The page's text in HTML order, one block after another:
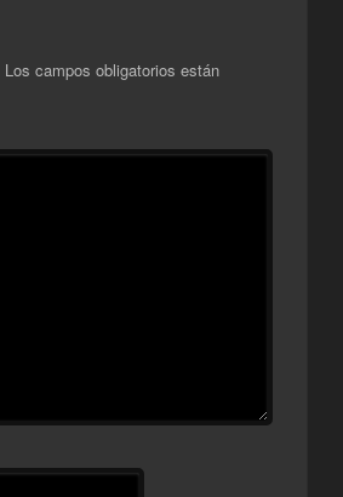
Los campos obligatorios están